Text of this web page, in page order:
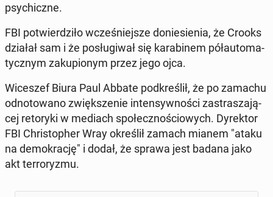
psy­chicz­ne.
FBI po­twier­dzi­ło wcze­śniej­sze do­nie­sie­nia, że Crooks
działał sam i że po­słu­gi­wał się ka­ra­bi­nem pół­au­to­ma­
tycz­nym za­ku­pio­nym przez jego ojca.
Wi­ce­szef Biura Paul Abbate pod­kre­ślił, że po zamachu
od­no­to­wa­no zwięk­sze­nie in­ten­syw­no­ści za­stra­sza­ją­
cej re­to­ry­ki w mediach spo­łecz­no­ścio­wych. Dy­rek­tor
FBI Chri­sto­pher Wray okre­ślił zamach mianem "ataku
na de­mo­kra­cję" i dodał, że sprawa jest badana jako
akt ter­ro­ry­zmu.